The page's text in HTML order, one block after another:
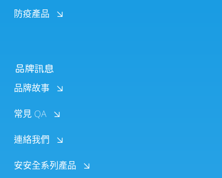
防疫產品
品牌訊息
品牌故事
常見 QA
連絡我們
安安全系列產品